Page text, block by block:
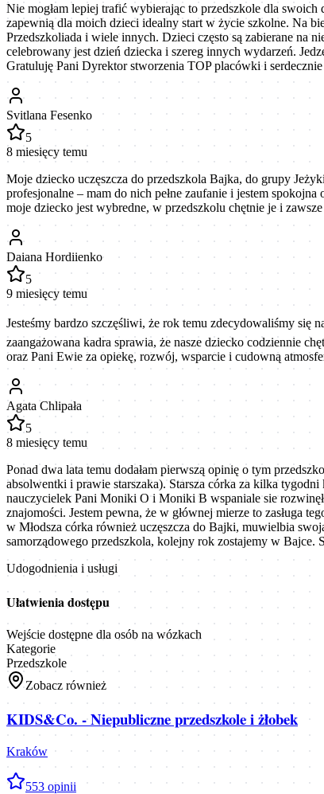
Nie mogłam lepiej trafić wybierając to przedszkole dla swoich
zapewnią dla moich dzieci idealny start w życie szkolne. Na
Przedszkoliada i wiele innych. Dzieci często są zabierane na
celebrowany jest dzień dziecka i szereg innych wydarzeń.
Gratuluję Pani Dyrektor stworzenia TOP placówki i
Svitlana Fesenko
5
8 miesięcy temu
Moje dziecko uczęszcza do przedszkola Bajka, do grupy
profesjonalne – mam do nich pełne zaufanie i jestem
moje dziecko jest wybredne, w przedszkolu chętnie je i
Daiana Hordiienko
5
9 miesięcy temu
Jesteśmy bardzo szczęśliwi, że rok temu zdecydowaliśmy się
zaangażowana kadra sprawia, że nasze dziecko codziennie
oraz Pani Ewie za opiekę, rozwój, wsparcie i cudowną
Agata Chlipała
5
8 miesięcy temu
Ponad dwa lata temu dodałam pierwszą opinię o tym
absolwentki i prawie starszaka). Starsza córka za kilka
nauczycielek Pani Moniki O i Moniki B wspaniale sie
znajomości. Jestem pewna, że w głównej mierze to zasługa
w Młodsza córka również uczęszcza do Bajki, muwielbia
samorządowego przedszkola, kolejny rok zostajemy w Bajce.
Udogodnienia i usługi
Ułatwienia dostępu
Wejście dostępne dla osób na wózkach
Kategorie
Przedszkole
Zobacz również
KIDS&Co. - Niepubliczne przedszkole i żłobek
Kraków
553 opinii